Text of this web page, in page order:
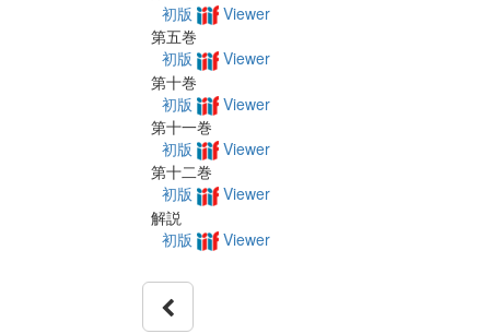
初版
Viewer
第五巻
初版
Viewer
第十巻
初版
Viewer
第十一巻
初版
Viewer
第十二巻
初版
Viewer
解説
初版
Viewer